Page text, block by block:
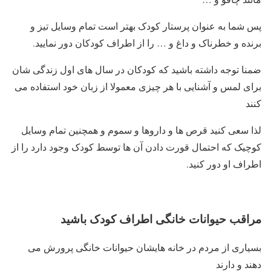
پس شما به عنوان پرستار کودک بهتر است تمام وسایل تیز و
برنده و خطرناک و داغ و … را از اطراف کودکان دور نمایید.
ضمنا توجه داشته باشید که کودکان در سال های اول زندگی شان
برای لمس و آشنایی با هر چیزی معمولا از زبان خود استفاده می
کنند
لذا سعی کنید قرص ها و داروها و سموم و همچنین تمام وسایل
کوچیک که احتمال قورت دادن آن ها توسط کودک وجود دارد را از
اطراف او دور کنید.
مراقب حیوانات خانگی اطراف کودک باشید
بسیاری از مردم در خانه هایشان حیوانات خانگی پرورش می
دهند و دارند